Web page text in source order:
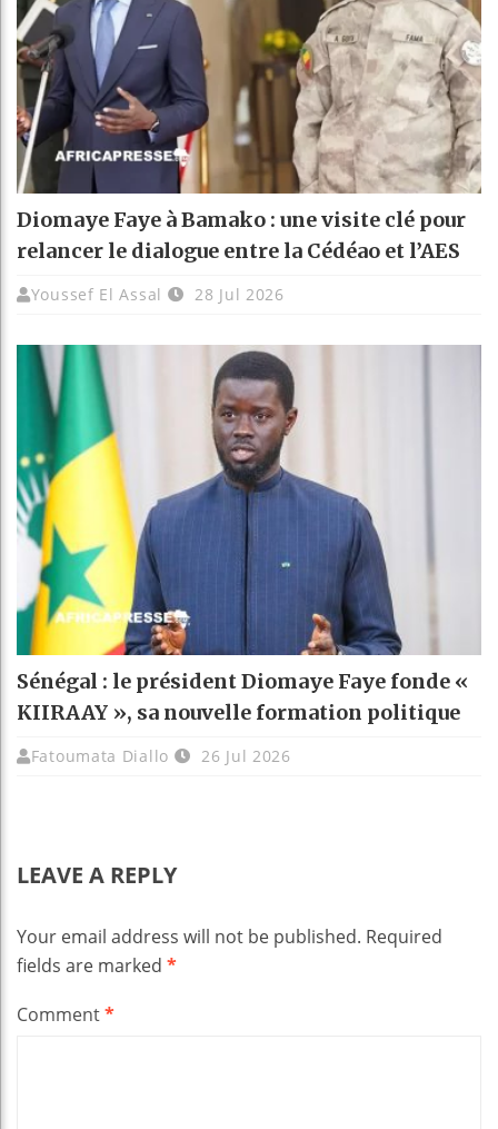
Diomaye Faye à Bamako : une visite clé pour
relancer le dialogue entre la Cédéao et l’AES
Youssef El Assal 28 Jul 2026
Sénégal : le président Diomaye Faye fonde «
KIIRAAY », sa nouvelle formation politique
Fatoumata Diallo 26 Jul 2026
LEAVE A REPLY
Your email address will not be published. Required
fields are marked *
Comment*